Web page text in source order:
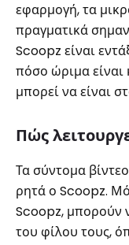
εφαρμογή, τα
πραγματικά
Scoopz είναι
πόσο ώριμα είναι
μπορεί να είναι
Πώς
Τα σύντομα
ρητά ο Scoopz.
Scoopz, μπορούν
του φίλου τους,